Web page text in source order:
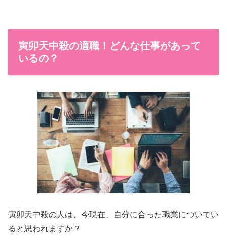
寅卯天中殺の適職！どんな仕事があって
いるの？
寅卯天中殺の人は、今現在、自分に合った職業についてい
ると思われますか？